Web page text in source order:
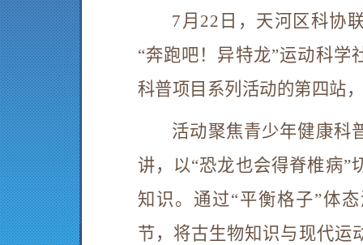
7月22日，天河区科协
“奔跑吧！异特龙”运动科学
科普项目系列活动的第四站
活动聚焦青少年健康科
讲，以“恐龙也会得脊椎病”
知识。通过“平衡格子”体
节，将古生物知识与现代运